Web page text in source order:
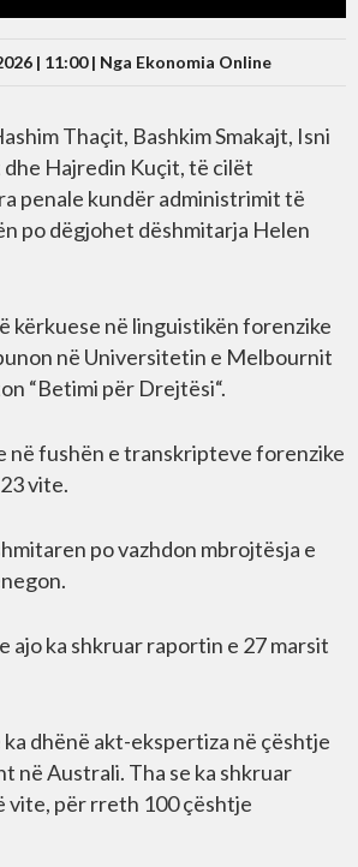
| 11:00 | Nga Ekonomia Online
Thaçit, Bashkim Smakajt, Isni
dhe Hajredin Kuçit, të cilët
penale kundër administrimit të
po dëgjohet dëshmitarja Helen
kërkuese në linguistikën forenzike
në Universitetin e Melbournit
“Betimi për Drejtësi“.
në fushën e transkripteve forenzike
vite.
po vazhdon mbrojtësja e
ajo ka shkruar raportin e 27 marsit
ka dhënë akt-ekspertiza në çështje
në Australi. Tha se ka shkruar
vite, për rreth 100 çështje